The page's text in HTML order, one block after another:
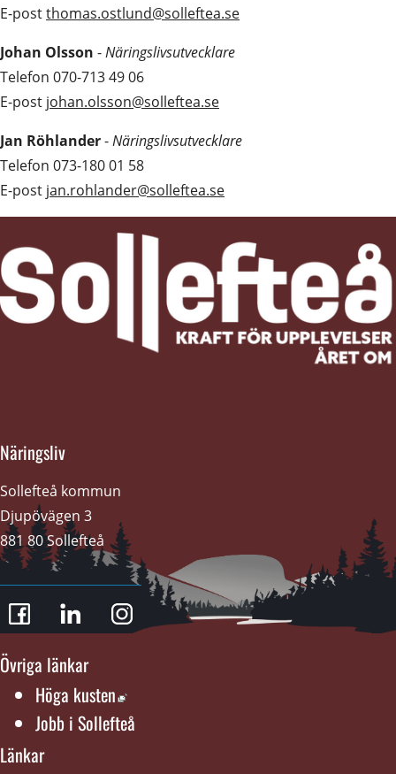
E-post thomas.ostlund@solleftea.se
Johan Olsson - Näringslivsutvecklare
Telefon 070-713 49 06
E-post johan.olsson@solleftea.se
Jan Röhlander - Näringslivsutvecklare
Telefon 073-180 01 58
E-post jan.rohlander@solleftea.se
Näringsliv
Sollefteå kommun
Djupövägen 3
881 80 Sollefteå
Övriga länkar
Höga kusten Länk till annan webbplats, öppnas i nytt
Jobb i Sollefteå
Länkar